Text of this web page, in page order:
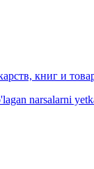
книг и
narsalarni